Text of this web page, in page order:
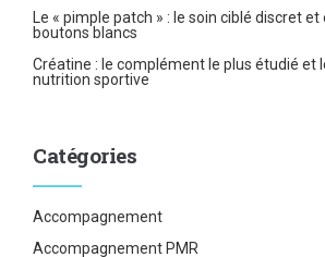
Le « pimple patch » : le soin ciblé discret
boutons blancs
Créatine : le complément le plus étudié et
nutrition sportive
Catégories
Accompagnement
Accompagnement PMR